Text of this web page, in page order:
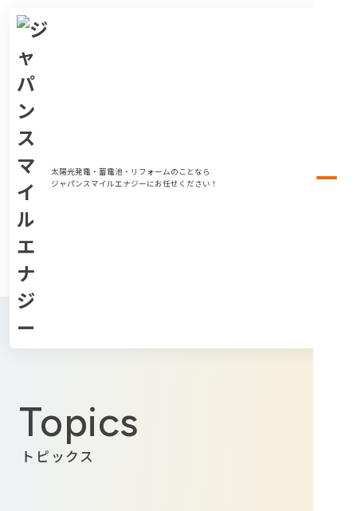
太陽光発電・蓄電池・リフォームのことなら
ジャパンスマイルエナジーにお任せください！
Topics
トピックス